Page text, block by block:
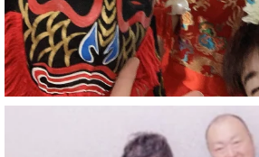
#女性マジシャン
#出張マジック
#マジシャン派遣
#イリュージョン
#和歌山県
#白浜町
#変面ショー
#イベント